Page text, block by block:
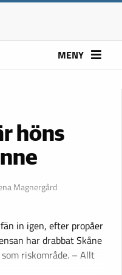
MENY
höns
Magnergård
in igen, efter propåer
har drabbat Skåne
riskområde. – Allt